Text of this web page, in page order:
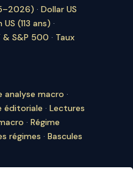
· Dollar US
(113 ans) ·
& S&P 500 · Taux
analyse macro ·
éditoriale · Lectures
· Régime
régimes · Bascules